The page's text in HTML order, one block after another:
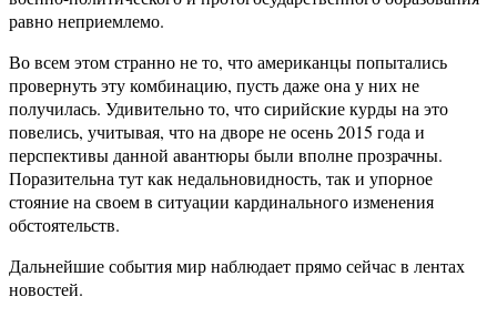
равно неприемлемо.
Во всем этом странно не то, что американцы попытались
провернуть эту комбинацию, пусть даже она у них не
получилась. Удивительно то, что сирийские курды на это
повелись, учитывая, что на дворе не осень 2015 года и
перспективы данной авантюры были вполне прозрачны.
Поразительна тут как недальновидность, так и упорное
стояние на своем в ситуации кардинального изменения
обстоятельств.
Дальнейшие события мир наблюдает прямо сейчас в лентах
новостей.